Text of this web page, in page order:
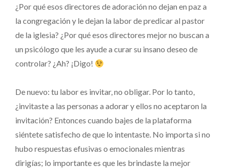
¿Por qué esos directores de adoración no dejan en paz a
la congregación y le dejan la labor de predicar al pastor
de la iglesia? ¿Por qué esos directores mejor no buscan a
un psicólogo que les ayude a curar su insano deseo de
controlar? ¿Ah? ¡Digo!
De nuevo: tu labor es invitar, no obligar. Por lo tanto,
¿invitaste a las personas a adorar y ellos no aceptaron la
invitación? Entonces cuando bajes de la plataforma
siéntete satisfecho de que lo intentaste. No importa si no
hubo respuestas efusivas o emocionales mientras
dirigías; lo importante es que les brindaste la mejor